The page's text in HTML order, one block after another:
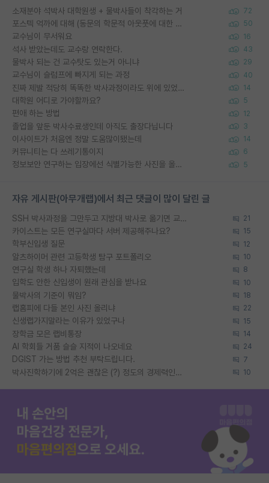
소재분야 석박사 대학원생 + 물박사들이 착각하는 거 72
포스텍 억까에 대해 (동문의 학문적 아웃풋에 대한 반박) 50
교수님이 무서워요 16
석사 받았는데도 교수랑 연락한다. 43
물박사 되는 건 교수탓도 있는거 아니냐 29
교수님이 슬럼프에 빠지게 되는 과정 40
진짜 제발 적당히 똑똑한 박사과정이라도 위에 있었으면.. 14
대학원 어디로 가야할까요? 5
편애 하는 방법 12
졸업을 앞둔 박사수료생인데 아직도 출장다닙니다 3
이사이트가 처음엔 정말 도움많이됐는데 14
커뮤니티는 다 쓰레기통이지 6
정보보안 연구하는 입장에선 식별가능한 사진을 올리는건 비추이긴함 5
자유 게시판(아무개랩)에서 최근 댓글이 많이 달린 글
SSH 박사과정을 그만두고 지방대 박사로 옮기면 교수의 꿈은 끝일까요? 21
카이스트는 모든 연구실마다 서버 제공해주나요? 15
학부신입생 질문 12
알츠하이머 관련 고등학생 탐구 포트폴리오 10
연구실 학생 하나 자퇴했는데 8
입학도 안한 신입생이 원래 관심을 받나요 10
물박사의 기준이 뭐임? 18
랩홈피에 다들 본인 사진 올리냐 22
신생랩가지말라는 이유가 있었구나 15
장학금 모은 랩비통장 14
AI 학회들 거품 슬슬 지적이 나오네요 24
DGIST 가는 방법 추천 부탁드립니다. 7
박사진학하기에 2억은 괜찮은 (?) 정도의 경제력인가요 10